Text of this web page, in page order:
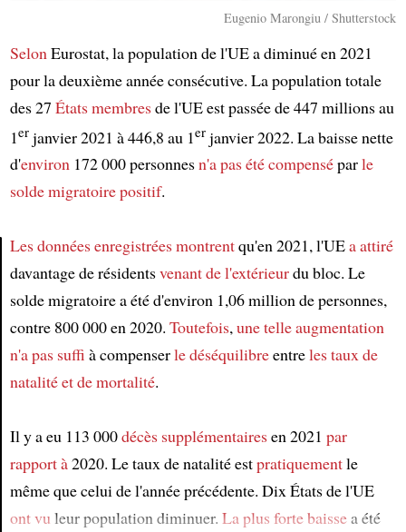
Eugenio Marongiu / Shutterstock
Selon Eurostat, la population de l'UE a diminué en 2021
pour la deuxième année consécutive. La population totale
des 27 États membresde l'UE est passée de 447 millions au
1erjanvier 2021 à 446,8 au 1erjanvier 2022. La baisse nette
d'environ172 000 personnesn'a pas été compenséparle
solde migratoire positif.
Les donnéesenregistréesmontrentqu'en 2021, l'UEa attiré
davantage de résidentsvenant de l'extérieurdu bloc. Le
solde migratoire a été d'environ 1,06 million de personnes,
contre 800 000 en 2020. Toutefois,une telle augmentation
n'a pas suffi à compenserle déséquilibreentreles taux de
natalité et de mortalité.
Il y a eu 113 000décès supplémentairesen 2021 par
rapport à2020. Le taux de natalité estpratiquementle
même que celui de l'année précédente. Dix États de l'UE
ont vu leur population diminuer. La plus forte baissea été